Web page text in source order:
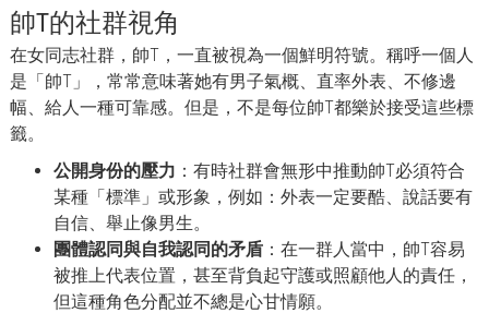
帥T的社群視角
在女同志社群，帥T，一直被視為一個鮮明符號。稱呼一個人
是「帥T」，常常意味著她有男子氣概、直率外表、不修邊
幅、給人一種可靠感。但是，不是每位帥T都樂於接受這些標
籤。
公開身份的壓力 ：有時社群會無形中推動帥T必須符合
某種「標準」或形象，例如：外表一定要酷、說話要有
自信、舉止像男生。
團體認同與自我認同的矛盾 ：在一群人當中，帥T容易
被推上代表位置，甚至背負起守護或照顧他人的責任，
但這種角色分配並不總是心甘情願。